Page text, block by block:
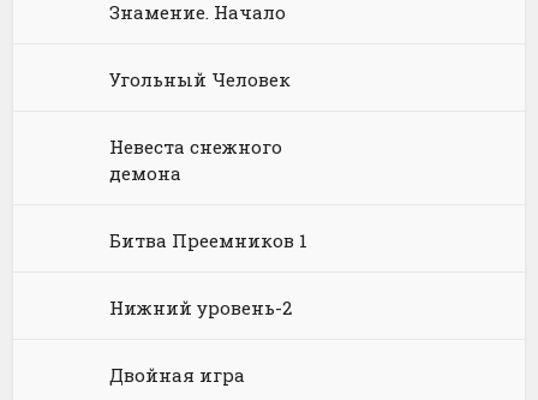
Языкознание
Социальная фантастика
Ужасы и Мистика
Знамение. Начало
Угольный Человек
Невеста снежного
демона
Битва Преемников 1
Нижний уровень-2
Двойная игра